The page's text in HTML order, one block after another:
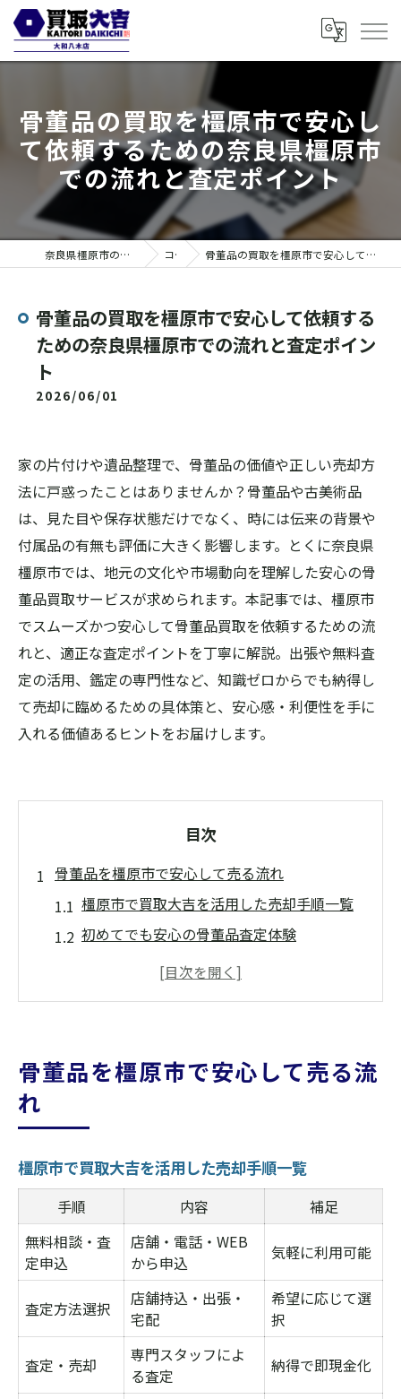
骨董品の買取を橿原市で安心し
て依頼するための奈良県橿原市
での流れと査定ポイント
奈良県橿原市の買取なら買取大吉 大和八木店 コラム 骨董品の買取を橿原市で安心して依頼するための奈良県橿原市での流れと査定ポイント
骨董品の買取を橿原市で安心して依頼する
ための奈良県橿原市での流れと査定ポイン
ト
2026/06/01
家の片付けや遺品整理で、骨董品の価値や正しい売却方
法に戸惑ったことはありませんか？骨董品や古美術品
は、見た目や保存状態だけでなく、時には伝来の背景や
付属品の有無も評価に大きく影響します。とくに奈良県
橿原市では、地元の文化や市場動向を理解した安心の骨
董品買取サービスが求められます。本記事では、橿原市
でスムーズかつ安心して骨董品買取を依頼するための流
れと、適正な査定ポイントを丁寧に解説。出張や無料査
定の活用、鑑定の専門性など、知識ゼロからでも納得し
て売却に臨めるための具体策と、安心感・利便性を手に
入れる価値あるヒントをお届けします。
目次
骨董品を橿原市で安心して売る流れ
橿原市で買取大吉を活用した売却手順一覧
初めてでも安心の骨董品査定体験
奈良県橿原市買取大吉での無料相談の流れ
奈良県橿原市の骨董品査定ポイント解説
鑑定時に重視される骨董品の特徴一覧
由
付属品や証明書がある場合の評価
骨董品ジャンル別の査定基準比較
遺品整理時に知りたい骨董買取の秘訣
遺品整理で失敗しない骨董品売却のコツ
奈良県橿原市買取大吉に相談するメリット
まとめて売る場合の査定ポイント一覧
遺品の中の価値ある骨董品を見分ける
骨董品を橿原市で安心して売る流
れ
橿原市で買取大吉を活用した売却手順一覧
手順 内容
補足
無料相談・査
定申込
店舗・電話・WEB
から申込
気軽に利用可能
査定方法選択
店舗持込・出張・
宅配
希望に応じて選
択
査定・売却
専門スタッフによ
る査定
納得で即現金化